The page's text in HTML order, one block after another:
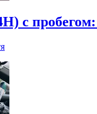
c пробегом: